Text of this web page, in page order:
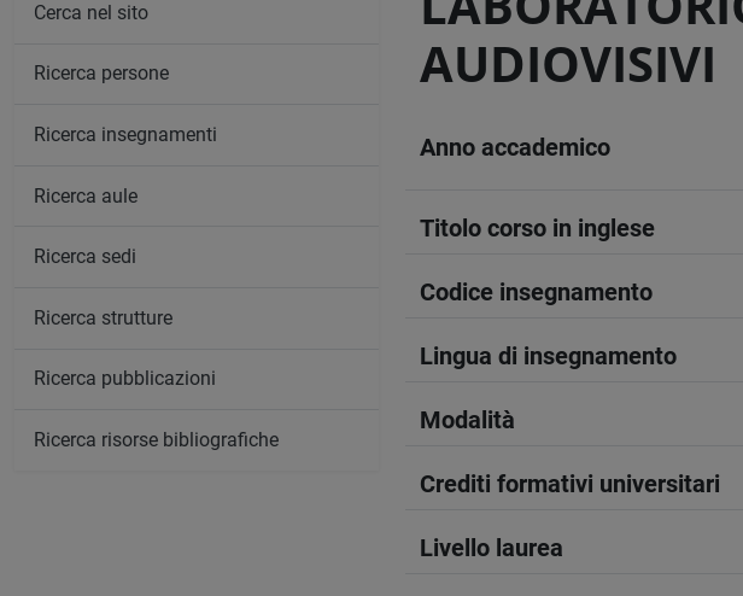
AUDIOVISIVI
Anno accademico
Titolo corso in inglese
Codice insegnamento
Lingua di insegnamento
Modalità
Crediti formativi universitari
Livello laurea
Cerca nel sito
Ricerca persone
Ricerca insegnamenti
Ricerca aule
Ricerca sedi
Ricerca strutture
Ricerca pubblicazioni
Ricerca risorse bibliografiche